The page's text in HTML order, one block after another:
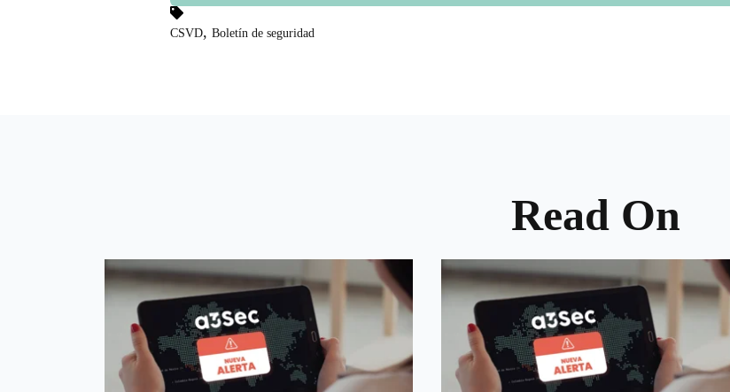
CSVD, Boletín de seguridad
Read On